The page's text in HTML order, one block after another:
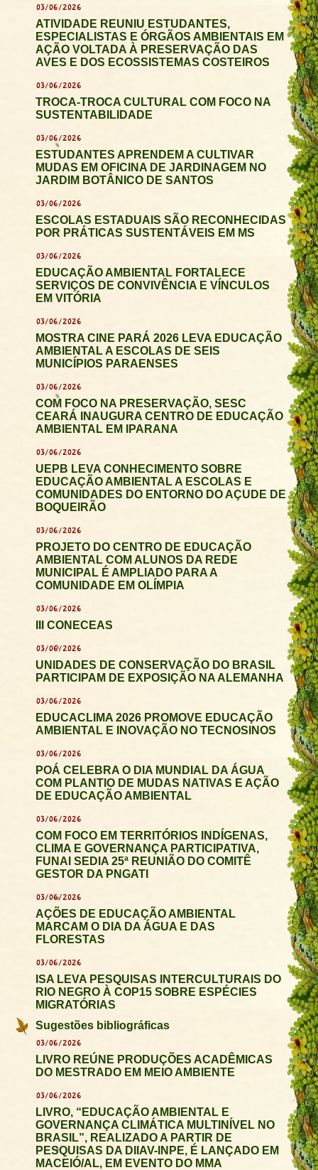
03/06/2026
ATIVIDADE REUNIU ESTUDANTES,
ESPECIALISTAS E ÓRGÃOS AMBIENTAIS EM
AÇÃO VOLTADA À PRESERVAÇÃO DAS
AVES E DOS ECOSSISTEMAS COSTEIROS
03/06/2026
TROCA-TROCA CULTURAL COM FOCO NA
SUSTENTABILIDADE
03/06/2026
ESTUDANTES APRENDEM A CULTIVAR
MUDAS EM OFICINA DE JARDINAGEM NO
JARDIM BOTÂNICO DE SANTOS
03/06/2026
ESCOLAS ESTADUAIS SÃO RECONHECIDAS
POR PRÁTICAS SUSTENTÁVEIS EM MS
03/06/2026
EDUCAÇÃO AMBIENTAL FORTALECE
SERVIÇOS DE CONVIVÊNCIA E VÍNCULOS
EM VITÓRIA
03/06/2026
MOSTRA CINE PARÁ 2026 LEVA EDUCAÇÃO
AMBIENTAL A ESCOLAS DE SEIS
MUNICÍPIOS PARAENSES
03/06/2026
COM FOCO NA PRESERVAÇÃO, SESC
CEARÁ INAUGURA CENTRO DE EDUCAÇÃO
AMBIENTAL EM IPARANA
03/06/2026
UEPB LEVA CONHECIMENTO SOBRE
EDUCAÇÃO AMBIENTAL A ESCOLAS E
COMUNIDADES DO ENTORNO DO AÇUDE DE
BOQUEIRÃO
03/06/2026
PROJETO DO CENTRO DE EDUCAÇÃO
AMBIENTAL COM ALUNOS DA REDE
MUNICIPAL É AMPLIADO PARA A
COMUNIDADE EM OLÍMPIA
03/06/2026
III CONECEAS
03/06/2026
UNIDADES DE CONSERVAÇÃO DO BRASIL
PARTICIPAM DE EXPOSIÇÃO NA ALEMANHA
03/06/2026
EDUCACLIMA 2026 PROMOVE EDUCAÇÃO
AMBIENTAL E INOVAÇÃO NO TECNOSINOS
03/06/2026
POÁ CELEBRA O DIA MUNDIAL DA ÁGUA
COM PLANTIO DE MUDAS NATIVAS E AÇÃO
DE EDUCAÇÃO AMBIENTAL
03/06/2026
COM FOCO EM TERRITÓRIOS INDÍGENAS,
CLIMA E GOVERNANÇA PARTICIPATIVA,
FUNAI SEDIA 25ª REUNIÃO DO COMITÊ
GESTOR DA PNGATI
03/06/2026
AÇÕES DE EDUCAÇÃO AMBIENTAL
MARCAM O DIA DA ÁGUA E DAS
FLORESTAS
03/06/2026
ISA LEVA PESQUISAS INTERCULTURAIS DO
RIO NEGRO À COP15 SOBRE ESPÉCIES
MIGRATÓRIAS
Sugestões bibliográficas
03/06/2026
LIVRO REÚNE PRODUÇÕES ACADÊMICAS
DO MESTRADO EM MEIO AMBIENTE
03/06/2026
LIVRO, “EDUCAÇÃO AMBIENTAL E
GOVERNANÇA CLIMÁTICA MULTINÍVEL NO
BRASIL”, REALIZADO A PARTIR DE
PESQUISAS DA DIIAV-INPE, É LANÇADO EM
MACEIÓ/AL, EM EVENTO DO MMA